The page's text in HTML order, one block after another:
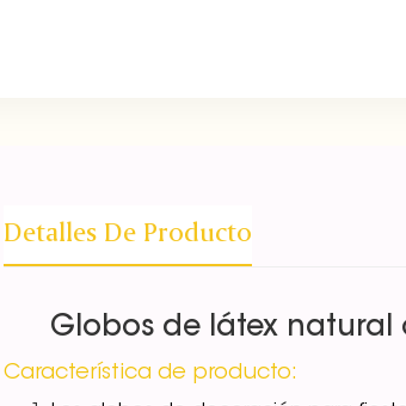
Detalles De Producto
Globos de látex
Característica de producto: